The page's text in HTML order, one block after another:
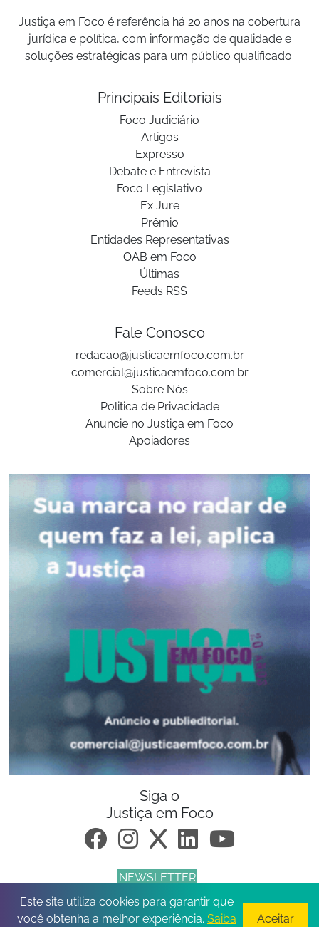
Justiça em Foco é referência há 20 anos na cobertura
jurídica e política, com informação de qualidade e
soluções estratégicas para um público qualificado.
Principais Editoriais
Foco Judiciário
Artigos
Expresso
Debate e Entrevista
Foco Legislativo
Ex Jure
Prêmio
Entidades Representativas
OAB em Foco
Últimas
Feeds RSS
Fale Conosco
redacao@justicaemfoco.com.br
comercial@justicaemfoco.com.br
Sobre Nós
Politica de Privacidade
Anuncie no Justiça em Foco
Apoiadores
Siga o
Justiça em Foco
NEWSLETTER
© 2026 Todos os direitos reservados.
Este site utiliza cookies para garantir que
você obtenha a melhor experiência. Saiba Aceitar